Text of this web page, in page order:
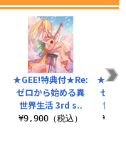
★GEE!特典付★Re:
ゼロから始める異
世界生活 3rd s..
¥9,900（税込）
ゼロ
世界